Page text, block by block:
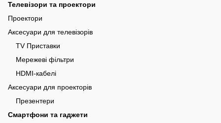
Телевізори та проектори
Проектори
Аксесуари для телевізорів
TV Приставки
Мережеві фільтри
HDMI-кабелі
Аксесуари для проекторів
Презентери
Смартфони та гаджети